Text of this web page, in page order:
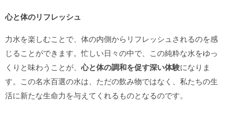
心と体のリフレッシュ
力水を楽しむことで、体の内側からリフレッシュされるのを感
じることができます。忙しい日々の中で、この純粋な水をゆっ
くりと味わうことが、心と体の調和を促す深い体験になりま
す。この名水百選の水は、ただの飲み物ではなく、私たちの生
活に新たな生命力を与えてくれるものとなるのです。